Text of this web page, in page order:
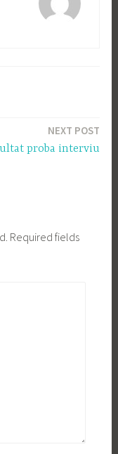
NEXT POST
proba interviu
Required fields